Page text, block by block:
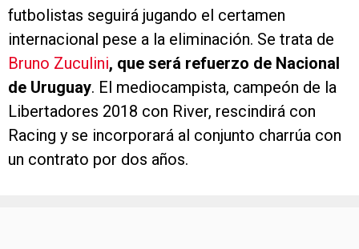
futbolistas seguirá jugando el certamen
internacional pese a la eliminación. Se trata de
Bruno Zuculini, que será refuerzo de Nacional
de Uruguay. El mediocampista, campeón de la
Libertadores 2018 con River, rescindirá con
Racing y se incorporará al conjunto charrúa con
un contrato por dos años.